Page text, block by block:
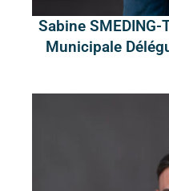
Sabine SMEDING-
Municipale